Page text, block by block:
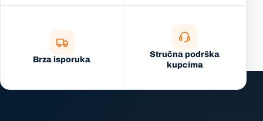
Brza isporuka
Stručna podrška
kupcima